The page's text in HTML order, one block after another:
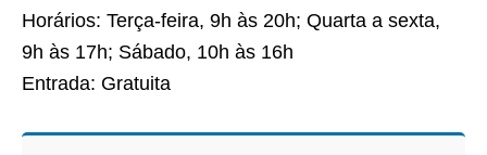
Horários: Terça-feira, 9h às 20h; Quarta a sexta,
9h às 17h; Sábado, 10h às 16h
Entrada: Gratuita